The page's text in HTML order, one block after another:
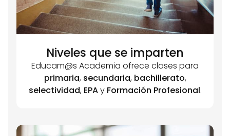
Niveles que se imparten
Educam@s Academia ofrece clases para
primaria, secundaria, bachillerato,
selectividad, EPAy Formación Profesional.